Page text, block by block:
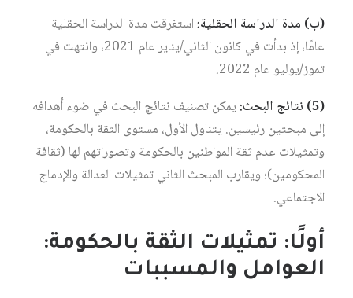
(ب) مدة الدراسة الحقلية:استغرقت مدة الدراسة الحقلية
عامًا، إذ بدأت في كانون الثاني/يناير عام 2021، وانتهت في
تموز/يوليو عام 2022.
(5)
نتائج البحث:يمكن تصنيف نتائج البحث في ضوء أهدافه
إلى مبحثين رئيسين. يتناول الأول، مستوى الثقة بالحكومة،
وتمثيلات عدم ثقة المواطنين بالحكومة وتصوراتهم لها (ثقافة
المحكومين)؛ ويقارب المبحث الثاني تمثيلات العدالة والإدماج
الاجتماعي.
أولًا: تمثيلات الثقة بالحكومة:
العوامل والمسببات